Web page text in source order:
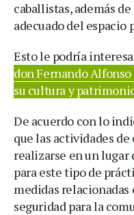
caballistas, además
adecuado del espacio
Esto le podría
don Fernando
su cultura y
De acuerdo con lo
que las actividades
realizarse en un
para este tipo de
medidas
seguridad para la